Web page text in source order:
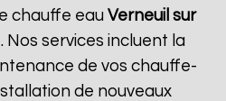
chauffe eauVerneuil sur
Nos services incluent la
de vos chauffe-
de nouveaux